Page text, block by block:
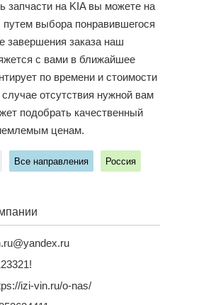
запчасти на KIA вы можете на
выбора понравившегося
завершения заказа наш
с вами в ближайшее
по времени и стоимости
случае отсутствия нужной вам
подобрать качественный
ценам.
Все направления Россия
izi-vin.ru/o-nas/